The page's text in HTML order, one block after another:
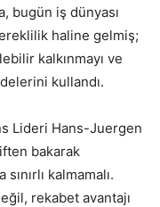
bugün iş dünyası
haline gelmiş;
kalkınmayı ve
kullandı.
Lideri Hans-Juergen
bakarak
kalmamalı.
rekabet avantajı